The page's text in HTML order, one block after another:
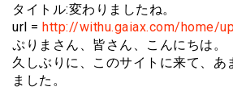
タイトル:変わりましたね。
url = http://withu.gaiax.com/home/
ぷりまさん、皆さん、こんにちは。
久しぶりに、このサイトに来て、あ
ました。